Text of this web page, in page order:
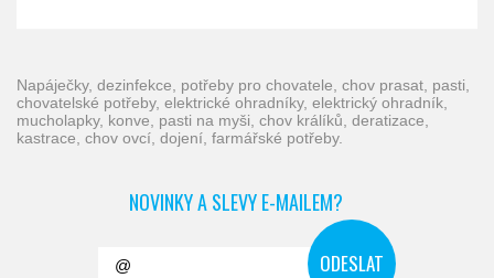
napáječky, dezinfekce, potřeby pro chovatele, chov prasat, pasti,
chovatelské potřeby, elektrické ohradníky, elektrický ohradník,
mucholapky, konve, pasti na myši, chov králíků, deratizace,
kastrace, chov ovcí, dojení, farmářské potřeby.
NOVINKY A SLEVY E-MAILEM?